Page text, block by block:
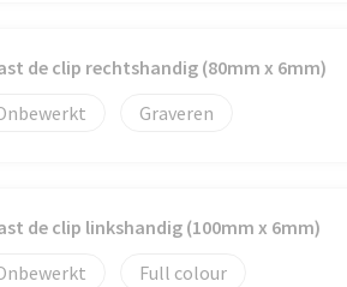
de clip rechtshandig (80mm x 6mm)
Graveren
de clip linkshandig (100mm x 6mm)
Full colour